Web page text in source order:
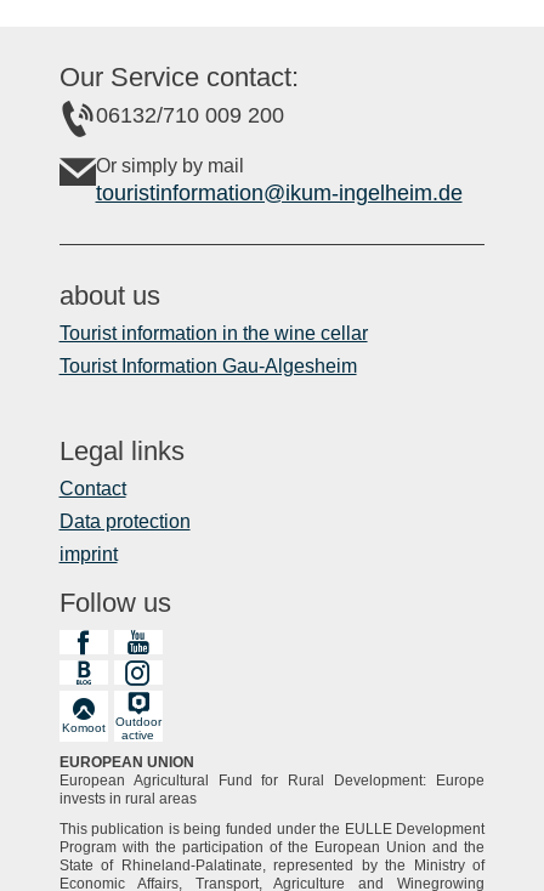
Our Service contact:
06132/710 009 200
Or simply by mail
touristinformation@ikum-ingelheim.de
about us
Tourist information in the wine cellar
Tourist Information Gau-Algesheim
Legal links
Contact
Data protection
imprint
Follow us
Komoot
Outdoor
active
EUROPEAN UNION
European Agricultural Fund for Rural Development: Europe
invests in rural areas
This publication is being funded under the EULLE Development
Program with the participation of the European Union and the
State of Rhineland-Palatinate, represented by the Ministry of
Economic Affairs, Transport, Agriculture and Winegrowing